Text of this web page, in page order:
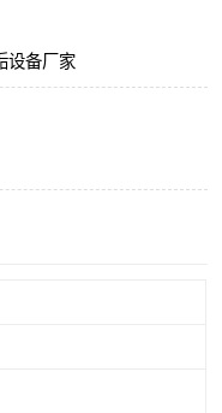
设备厂家